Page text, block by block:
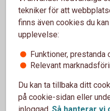
internetbanken eller
dig vidare i processen.
byggnadslånet
bostadens värde, med
amorteringsfrihet ifem
Observera att
ombyggnation och
tekniker för att
finns även cookies du
upplevelse:
Funktioner, prestanda
Relevant
Du kan ta tillbaka ditt
på cookie-sidan eller
inloggad. Så hanterar vi